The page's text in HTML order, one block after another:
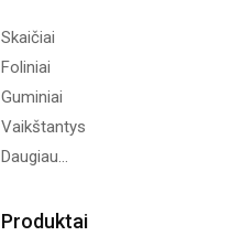
Skaičiai
Foliniai
Guminiai
Vaikštantys
Daugiau...
Produktai